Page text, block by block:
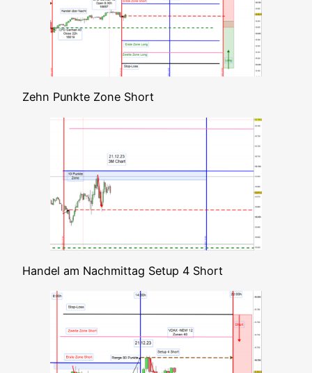
Zehn Punk­te Zone Short
Han­del am Nach­mit­tag Set­up 4 Short